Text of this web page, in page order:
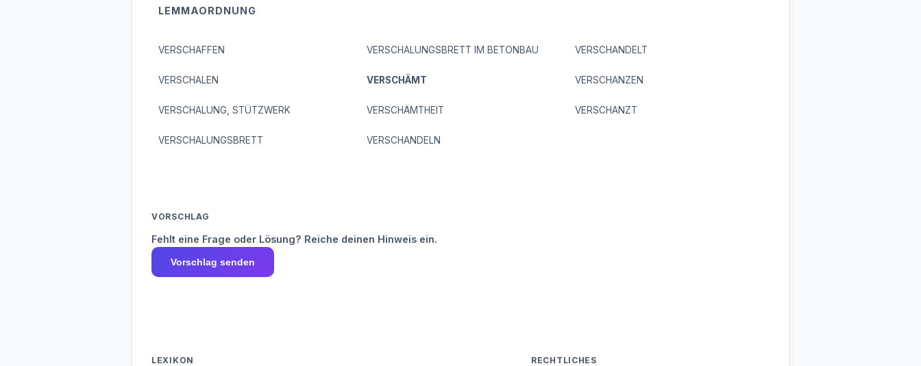
LEMMAORDNUNG
VERSCHAFFEN
VERSCHALEN
VERSCHALUNG, STÜTZWERK
VERSCHALUNGSBRETT
VERSCHALUNGSBRETT IM BETONBAU
VERSCHÄMT
VERSCHÄMTHEIT
VERSCHANDELN
VERSCHANDELT
VERSCHANZEN
VERSCHANZT
VORSCHLAG
Fehlt eine Frage oder Lösung? Reiche deinen Hinweis ein.
Vorschlag senden
LEXIKON RECHTLICHES